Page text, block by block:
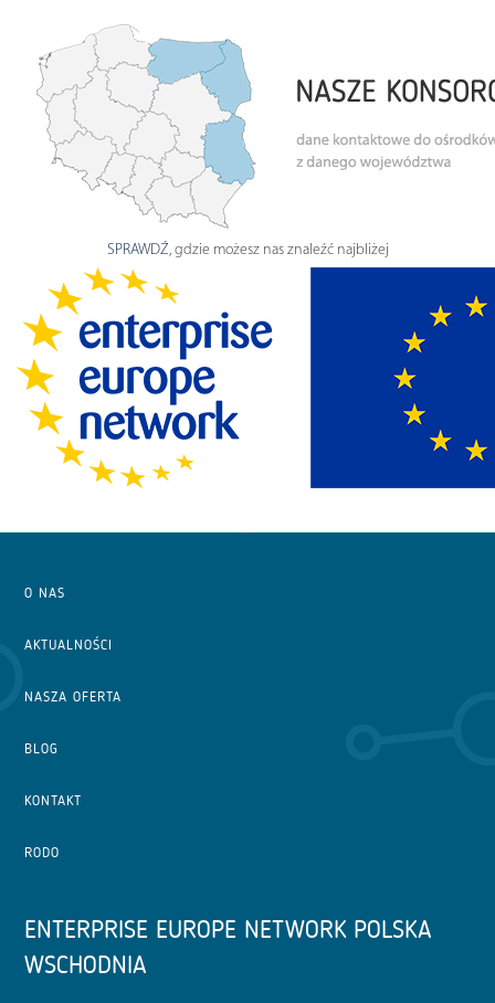
SPRAWDŹ, gdzie możesz nas znaleźć najbliżej
O NAS
AKTUALNOŚCI
NASZA OFERTA
BLOG
KONTAKT
RODO
ENTERPRISE EUROPE NETWORK POLSKA
WSCHODNIA